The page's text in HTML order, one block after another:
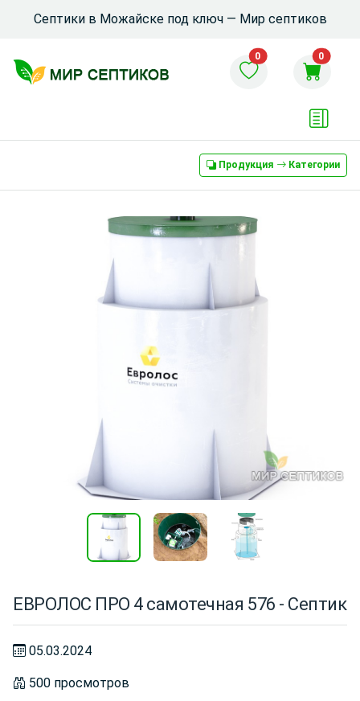
Септики в Можайске под ключ — Мир септиков
0 0
Продукция Категории
ЕВРОЛОС ПРО 4 самотечная 576 - Септик
05.03.2024
500 просмотров